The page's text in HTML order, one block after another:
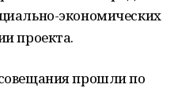
экономических
проекта.
прошли по